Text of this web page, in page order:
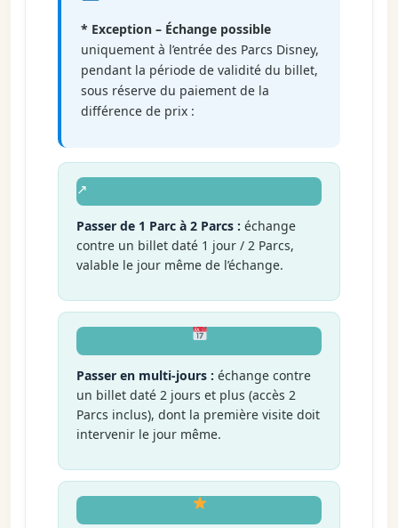
* Exception – Échange possible
uniquement à l’entrée des Parcs Disney,
pendant la période de validité du billet,
sous réserve du paiement de la
différence de prix :
↗
Passer de 1 Parc à 2 Parcs : échange
contre un billet daté 1 jour / 2 Parcs,
valable le jour même de l’échange.
Passer en multi-jours : échange contre
un billet daté 2 jours et plus (accès 2
Parcs inclus), dont la première visite doit
intervenir le jour même.